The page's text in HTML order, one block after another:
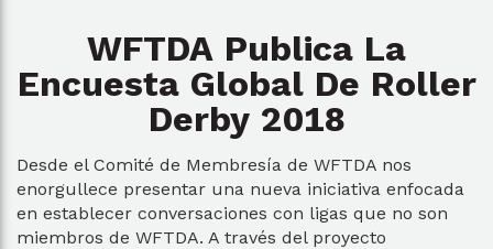
WFTDA Publica La
Encuesta Global De Roller
Derby 2018
Desde el Comité de Membresía de WFTDA nos
enorgullece presentar una nueva iniciativa enfocada
en establecer conversaciones con ligas que no son
miembros de WFTDA. A través del proyecto